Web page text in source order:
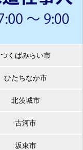
つくばみらい市
ひたちなか市
北茨城市
古河市
坂東市